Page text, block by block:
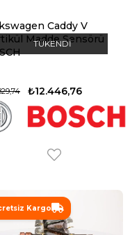
TÜKENDI
Caddy V
Madde Sensörü
₺12.446,76
Kargo